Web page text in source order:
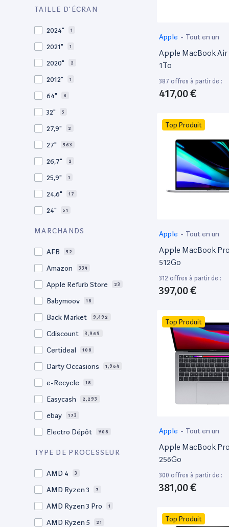
2013
TAILLE D'ÉCRAN
2024" 1
2021" 1
2020" 2
2012" 1
64" 6
32" 5
27,9" 2
27" 563
26,7" 2
25,9" 1
24,6" 17
24" 51
21,5"
15.5" 1
15,4"
15.4" 69
15.3" 2
15" 207
MARCHANDS
AFB 52
Amazon 334
Apple Refurb Store 23
Babymoov 18
Back Market 9,492
Cdiscount 3,969
Certideal 108
Darty Occasions 1,964
e-Recycle 18
Easycash 2,293
ebay 173
Electro Dépôt 908
Factorefurb
TYPE DE PROCESSEUR
AMD 4 3
AMD Ryzen 3 7
AMD Ryzen 3 Pro 1
AMD Ryzen 5 21
Apple - Tout en un
Apple MacBook Air
1To
387 offres à partir de :
417,00 €
Top Produit
Apple - Tout en un
Apple MacBook Pro
512Go
312 offres à partir de :
397,00 €
Top Produit
Apple - Tout en un
Apple MacBook Pro
256Go
300 offres à partir de :
381,00 €
Top Produit